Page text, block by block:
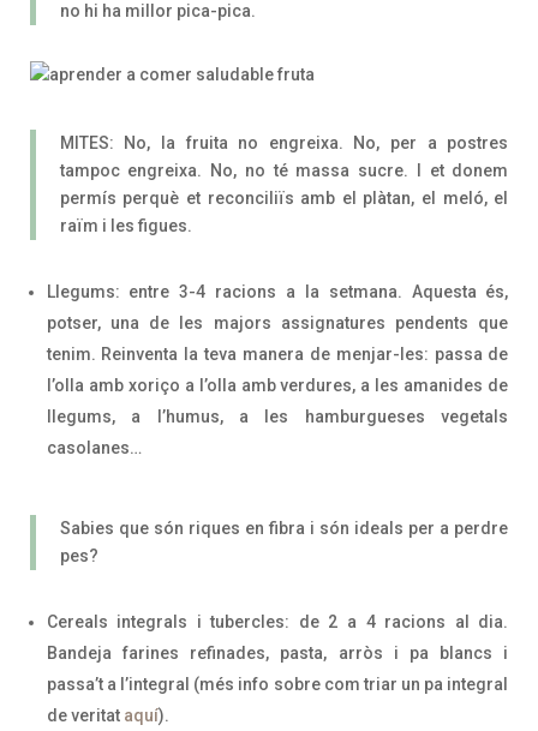
no hi ha millor pica-pica.
MITES: No, la fruita no engreixa. No, per a postres
tampoc engreixa. No, no té massa sucre. I et donem
permís perquè et reconciliïs amb el plàtan, el meló, el
raïm i les figues.
Llegums: entre 3-4 racions a la setmana. Aquesta és,
potser, una de les majors assignatures pendents que
tenim. Reinventa la teva manera de menjar-les: passa de
l’olla amb xoriço a l’olla amb verdures, a les amanides de
llegums, a l’humus, a les hamburgueses vegetals
casolanes…
Sabies que són riques en fibra i són ideals per a perdre
pes?
Cereals integrals i tubercles: de 2 a 4 racions al dia.
Bandeja farines refinades, pasta, arròs i pa blancs i
passa’t a l’integral (més info sobre com triar un pa integral
de veritat aquí).